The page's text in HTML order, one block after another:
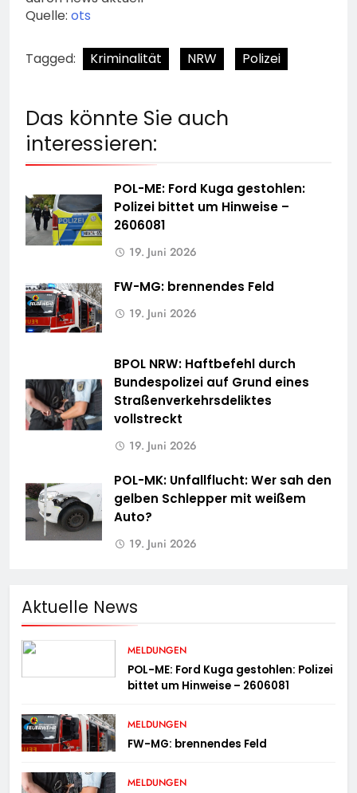
Quelle: ots
Tagged: Kriminalität NRW Polizei
Das könnte Sie auch
interessieren:
POL-ME: Ford Kuga gestohlen:
Polizei bittet um Hinweise –
2606081
19. Juni 2026
FW-MG: brennendes Feld
19. Juni 2026
BPOL NRW: Haftbefehl durch
Bundespolizei auf Grund eines
Straßenverkehrsdeliktes
vollstreckt
19. Juni 2026
POL-MK: Unfallflucht: Wer sah den
gelben Schlepper mit weißem
Auto?
19. Juni 2026
Aktuelle News
MELDUNGEN
POL-ME: Ford Kuga gestohlen: Polizei
bittet um Hinweise – 2606081
MELDUNGEN
FW-MG: brennendes Feld
MELDUNGEN